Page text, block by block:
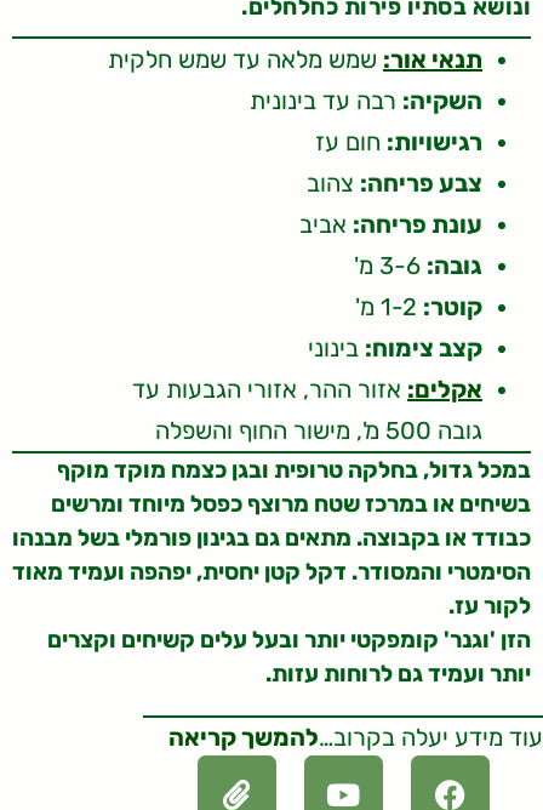
ונושא בסתיו פירות כחלחלים.
תנאי אור: שמש מלאה עד שמש חלקית
השקיה: רבה עד בינונית
רגישויות: חום עז
צבע פריחה: צהוב
עונת פריחה: אביב
גובה:
קוטר:
קצב צימוח: בינוני
אקלים: אזור ההר, אזורי הגבעות עד
גובה 500 מ', מישור החוף והשפלה
במכל גדול, בחלקה טרופית ובגן כצמח מוקד מוקף
בשיחים או במרכז שטח מרוצף כפסל מיוחד ומרשים
כבודד או בקבוצה. מתאים גם בגינון פורמלי בשל מבנהו
הסימטרי והמסודר. דקל קטן יחסית, יפהפה ועמיד מאוד
לקור עז.
הזן 'וגנר' קומפקטי יותר ובעל עלים קשיחים וקצרים
יותר ועמיד גם לרוחות עזות.
עוד מידע יעלה בקרוב…להמשך קריאה